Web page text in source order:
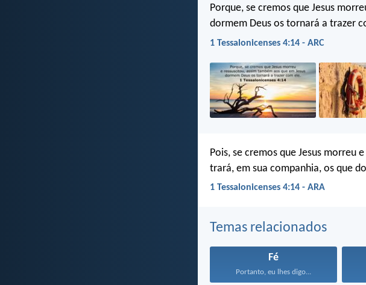
Porque, se cremos que Jesus
dormem Deus os tornará a trazer
1 Tessalonicenses 4:14 - ARC
Pois, se cremos que Jesus morreu
trará, em sua companhia, os que
1 Tessalonicenses 4:14 - ARA
Temas relacionados
Fé
Portanto, eu lhes digo...